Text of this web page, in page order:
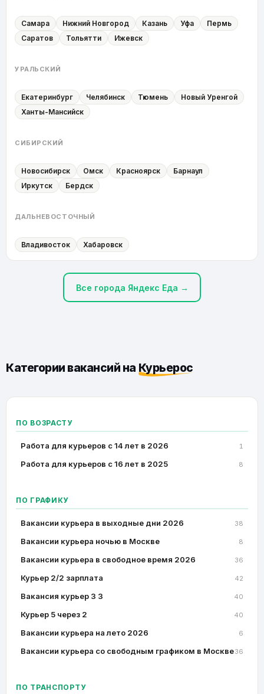
Самара Нижний Новгород Казань Уфа
Пермь
Саратов
Тольятти Ижевск
УРАЛЬСКИЙ
Екатеринбург Челябинск Тюмень
Новый Уренгой
Ханты-Мансийск
СИБИРСКИЙ
Новосибирск Омск Красноярск
Барнаул
Иркутск
Бердск
ДАЛЬНЕВОСТОЧНЫЙ
Владивосток Хабаровск
Все города Яндекс Еда →
Категории вакансий на Курьерос
ПО ВОЗРАСТУ
Работа для курьеров с 14 лет в 2026 1
Работа для курьеров с 16 лет в 2025 8
ПО ГРАФИКУ
Вакансии курьера в выходные дни 2026 38
Вакансии курьера ночью в Москве 8
Вакансии курьера в свободное время 2026 36
Курьер 2/2 зарплата 42
Вакансия курьер 3 3 40
Курьер 5 через 2 40
Вакансии курьера на лето 2026 6
Вакансии курьера со свободным графиком в Москве36
ПО ТРАНСПОРТУ